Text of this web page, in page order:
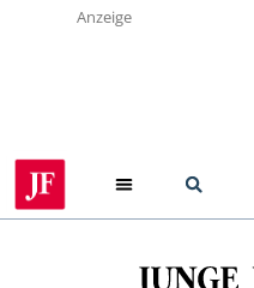
Anzeige